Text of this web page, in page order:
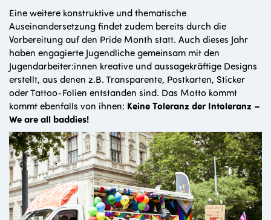
Eine weitere konstruktive und thematische
Auseinandersetzung findet zudem bereits durch die
Vorbereitung auf den Pride Month statt. Auch dieses Jahr
haben engagierte Jugendliche gemeinsam mit den
Jugendarbeiter:innen kreative und aussagekräftige Designs
erstellt, aus denen z.B. Transparente, Postkarten, Sticker
oder Tattoo-Folien entstanden sind. Das Motto kommt
kommt ebenfalls von ihnen: Keine Toleranz der Intoleranz –
We are all baddies!